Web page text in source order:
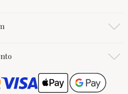
bancario